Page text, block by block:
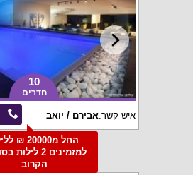
10
חדרים
איש קשר:אבירם / יואב
החל מ20000
למזמינים 2
הקרוב